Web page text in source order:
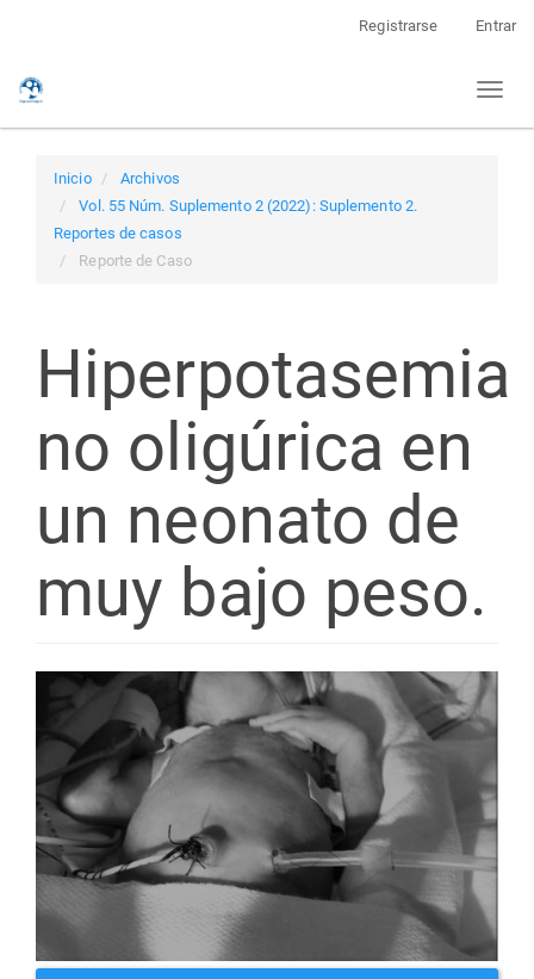
Registrarse Entrar
Toggle
Inicio
Archivos
Vol. 55 Núm. Suplemento 2 (2022): Suplemento 2.
Reportes de casos
Reporte de Caso
Hiperpotasemia
no oligúrica en
un neonato de
muy bajo peso.
Barra
lateral
del
artículo